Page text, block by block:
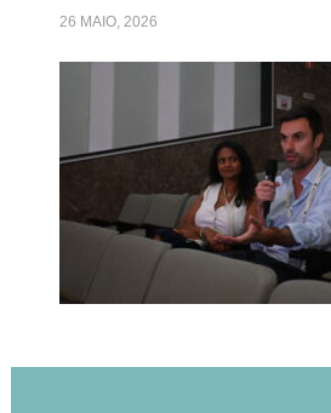
26 MAIO, 2026